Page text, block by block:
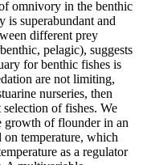
omnivory in the benthic
is superabundant and
different prey
pelagic), suggests
for benthic fishes is
are not limiting,
nurseries, then
of fishes. We
growth of flounder in an
on temperature, which
as a regulator